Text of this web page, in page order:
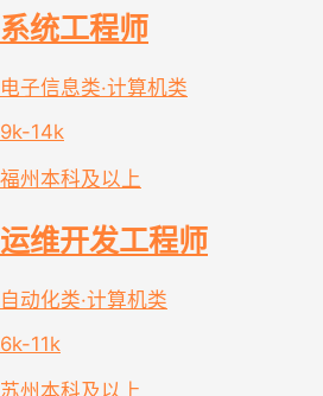
系统工程师
电子信息类·计算机类
9k-14k
福州 本科及以上
运维开发工程师
自动化类·计算机类
6k-11k